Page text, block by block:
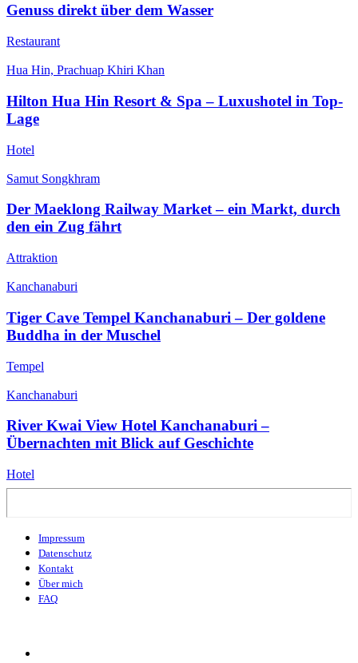
Genuss direkt über dem Wasser
Restaurant
Hua Hin, Prachuap Khiri Khan
Hilton Hua Hin Resort & Spa – Luxushotel in Top-
Lage
Hotel
Samut Songkhram
Der Maeklong Railway Market – ein Markt, durch
den ein Zug fährt
Attraktion
Kanchanaburi
Tiger Cave Tempel Kanchanaburi – Der goldene
Buddha in der Muschel
Tempel
Kanchanaburi
River Kwai View Hotel Kanchanaburi –
Übernachten mit Blick auf Geschichte
Hotel
Impressum
Datenschutz
Kontakt
Über mich
FAQ